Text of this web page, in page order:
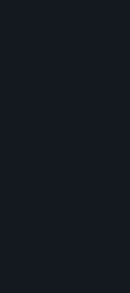
verbindlich.
dem Angebot in
Ihr Vorhaben -
richtige Wahl
Kauf sind wir